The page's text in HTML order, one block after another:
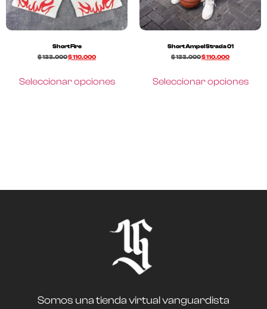
Short Fire
$133.000$110.000
Seleccionar opciones
Short Ampel Strada 01
$133.000$110.000
Seleccionar opciones
Somos una tienda virtual vanguardista